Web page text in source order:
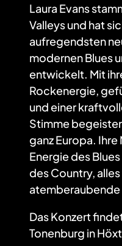
Laura Evans
Valleys und hat
aufregendsten
modernen Blues
entwickelt. Mit
Rockenergie,
und einer
Stimme
ganz Europa.
Energie des
des Country,
Das Konzert
Tonenburg in